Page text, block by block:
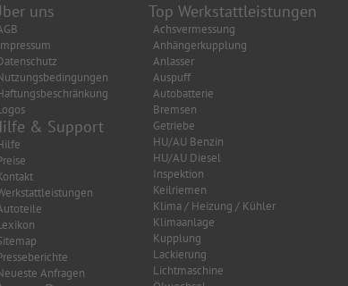
uns
& Support
Anfragen
Top Werkstattleistungen
Achsvermessung
Anhängerkupplung
Anlasser
Auspuff
Autobatterie
Bremsen
Getriebe
HU/AU Benzin
HU/AU Diesel
Inspektion
Keilriemen
Klima / Heizung / Kühler
Klimaanlage
Kupplung
Lackierung
Lichtmaschine